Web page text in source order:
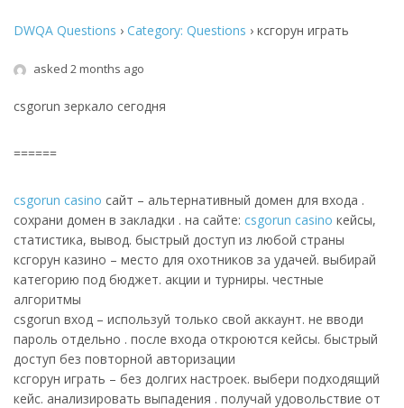
DWQA Questions › Category: Questions › ксгорун играть
asked 2 months ago
csgorun зеркало сегодня
======
csgorun casino сайт – альтернативный домен для входа .
сохрани домен в закладки . на сайте: csgorun casino кейсы,
статистика, вывод. быстрый доступ из любой страны
ксгорун казино – место для охотников за удачей. выбирай
категорию под бюджет. акции и турниры. честные
алгоритмы
csgorun вход – используй только свой аккаунт. не вводи
пароль отдельно . после входа откроются кейсы. быстрый
доступ без повторной авторизации
ксгорун играть – без долгих настроек. выбери подходящий
кейс. анализировать выпадения . получай удовольствие от